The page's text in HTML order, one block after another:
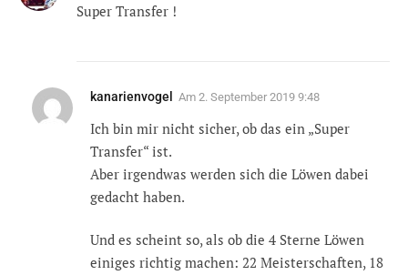
Super Transfer !
kanarienvogel Am 2. September 2019 9:48
Ich bin mir nicht sicher, ob das ein „Super
Transfer“ ist.
Aber irgendwas werden sich die Löwen dabei
gedacht haben.
Und es scheint so, als ob die 4 Sterne Löwen
einiges richtig machen: 22 Meisterschaften, 18